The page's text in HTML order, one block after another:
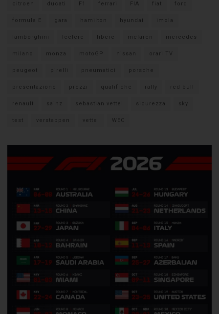
citroen ducati F1 ferrari FIA fiat ford
formula E gara hamilton hyundai imola
lamborghini leclerc libere mclaren mercedes
milano monza motoGP nissan orari TV
peugeot pirelli pneumatici porsche
presentazione prezzi qualifiche rally red bull
renault sainz sebastian vettel sicurezza sky
test verstappen vettel WEC